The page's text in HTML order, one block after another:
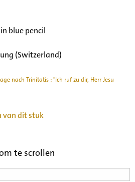
blue pencil
(Switzerland)
nach Trinitatis : "Ich ruf zu dir, Herr Jesu
van dit stuk
te scrollen